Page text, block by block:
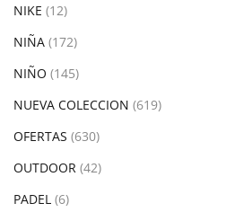
NIKE (12)
NIÑA (172)
NIÑO (145)
NUEVA COLECCION (619)
OFERTAS (630)
OUTDOOR (42)
PADEL (6)